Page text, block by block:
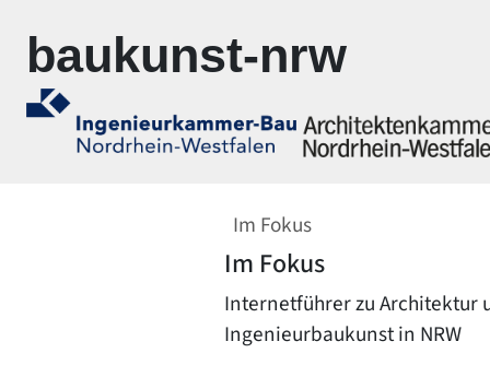
baukunst-nrw
Im Fokus
Im Fokus
Internetführer zu Architektur
Ingenieurbaukunst in NRW